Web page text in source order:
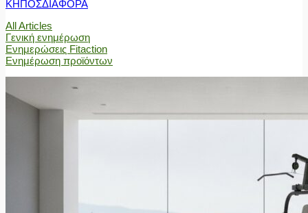
ΚΗΠΟΣΔΙΑΦΟΡΑ
All Articles
Γενική ενημέρωση
Ενημερώσεις Fitaction
Ενημέρωση προϊόντων